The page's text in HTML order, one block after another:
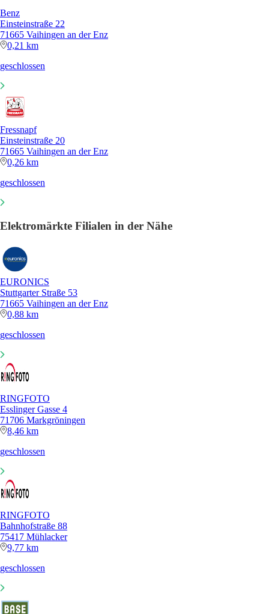
Benz
Einsteinstraße 22
71665 Vaihingen an der Enz
0,21 km
geschlossen
Fressnapf
Einsteinstraße 20
71665 Vaihingen an der Enz
0,26 km
geschlossen
Elektromärkte Filialen in der Nähe
EURONICS
Stuttgarter Straße 53
71665 Vaihingen an der Enz
0,88 km
geschlossen
RINGFOTO
Esslinger Gasse 4
71706 Markgröningen
8,46 km
geschlossen
RINGFOTO
Bahnhofstraße 88
75417 Mühlacker
9,77 km
geschlossen